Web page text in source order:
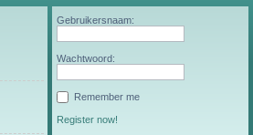
Gebruikersnaam:
Wachtwoord:
Remember me
Register now!